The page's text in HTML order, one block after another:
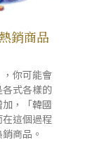
銷商品
你可能會
式各樣的
，「韓國
這個過程
商品。